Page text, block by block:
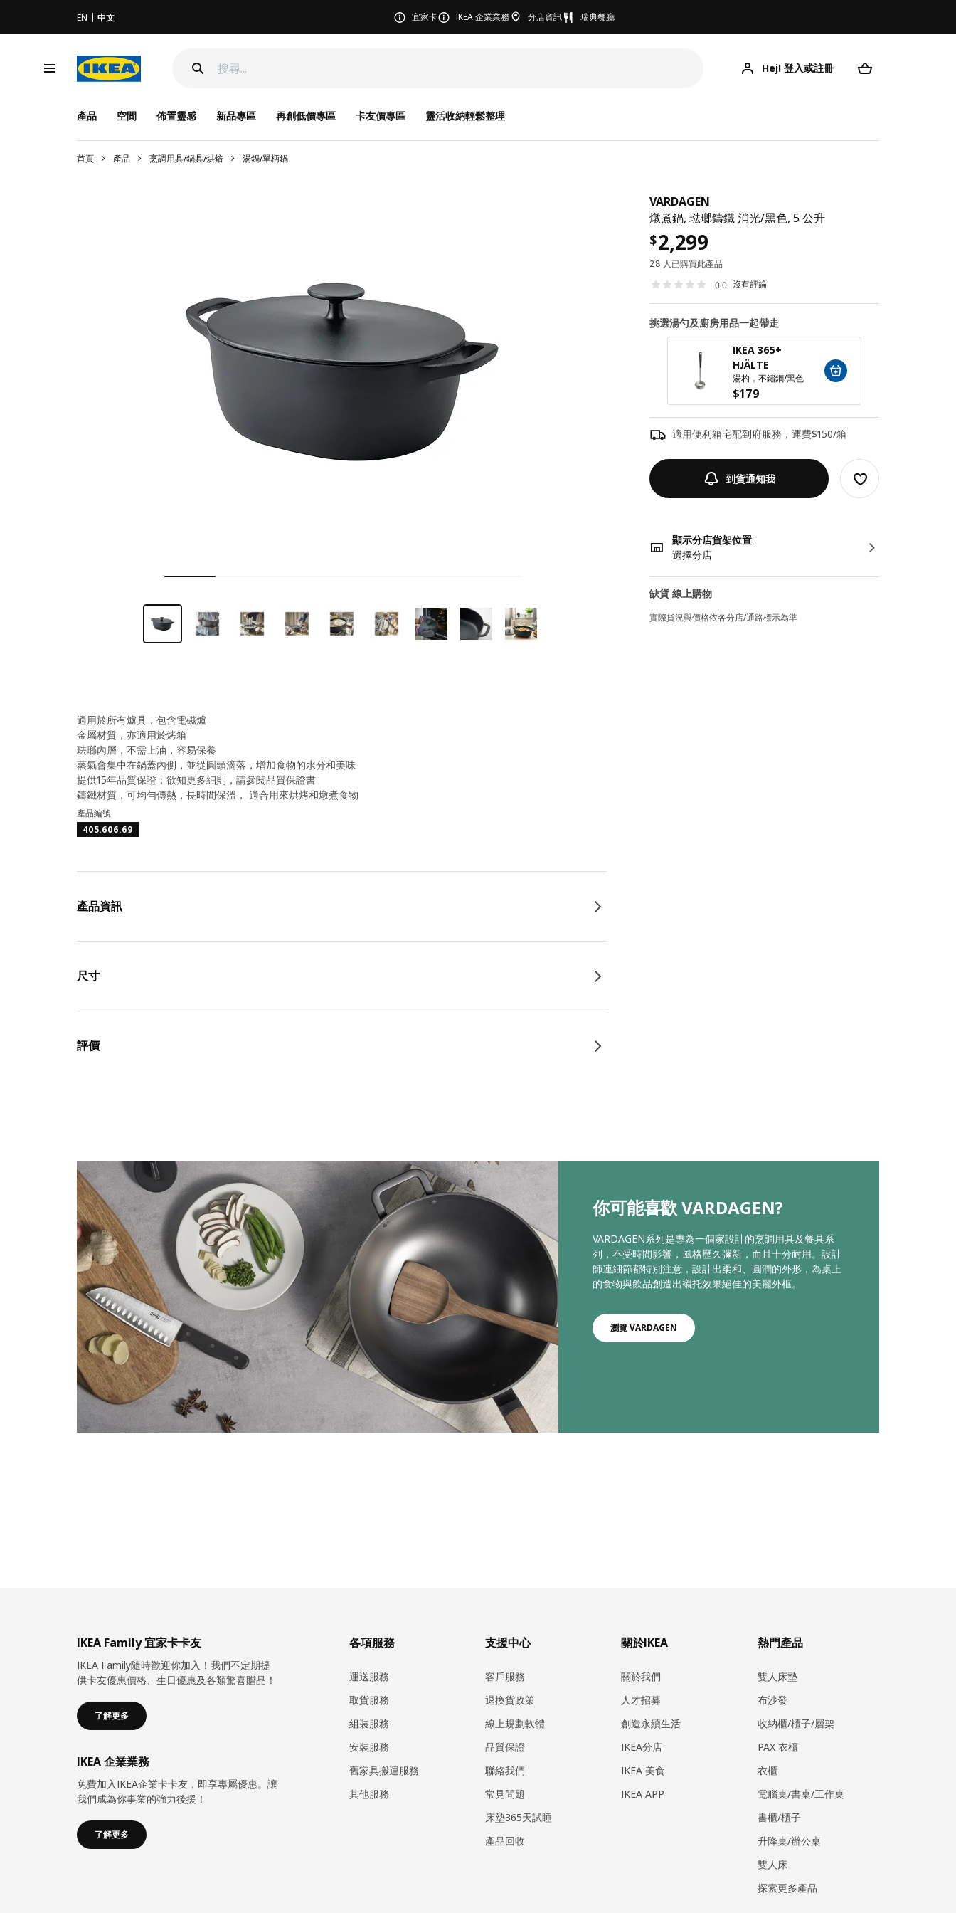
EN 中文 宜家卡 IKEA 企業業務 分店資訊 瑞典餐廳
Hej! 登入或註冊
產品 空間 佈置靈感 新品專區 再創低價專區 卡友價專區 靈活收納輕鬆整理
首頁 產品 烹調用具/鍋具/烘焙 湯鍋/單柄鍋
VARDAGEN
燉煮鍋, 琺瑯鑄鐵 消光/黑色, 5 公升
$2,299
28 人已購買此產品
0.0 沒有評論
挑選湯勺及廚房用品一起帶走
IKEA 365+
HJÄLTE
湯杓，不鏽鋼/黑色
$179
適用便利箱宅配到府服務，運費$150/箱
到貨通知我
顯示分店貨架位置
選擇分店
缺貨 線上購物
實際貨況與價格依各分店/通路標示為準
適用於所有爐具，包含電磁爐
金屬材質，亦適用於烤箱
珐瑯內層，不需上油，容易保養
蒸氣會集中在鍋蓋內側，並從圓頭滴落，增加食物的水分和美味
提供15年品質保證；欲知更多細則，請參閱品質保證書
鑄鐵材質，可均勻傳熱，長時間保溫， 適合用來烘烤和燉煮食物
產品編號
405.606.69
產品資訊
尺寸
評價
你可能喜歡 VARDAGEN?
VARDAGEN系列是專為一個家設計的烹調用具及餐具系
列，不受時間影響，風格歷久彌新，而且十分耐用。設計
師連細節都特別注意，設計出柔和、圓潤的外形，為桌上
的食物與飲品創造出襯托效果絕佳的美麗外框。
瀏覽 VARDAGEN
IKEA Family 宜家卡卡友
IKEA Family隨時歡迎你加入！我們不定期提
供卡友優惠價格、生日優惠及各類驚喜贈品！
了解更多
IKEA 企業業務
免費加入IKEA企業卡卡友，即享專屬優惠。讓
我們成為你事業的強力後援！
了解更多
各項服務
運送服務
取貨服務
組裝服務
安裝服務
​舊家具搬運服務
其他服務
支援中心
客戶服務
退換貨政策
線上規劃軟體
品質保證
聯絡我們
常見問題
床墊365天試睡
產品回收
關於IKEA
關於我們
人才招募
創造永續生活
IKEA分店
IKEA 美食
IKEA APP
熱門產品
雙人床墊
布沙發
收納櫃/櫃子/層架
PAX 衣櫃
衣櫃
電腦桌/書桌/工作桌
書櫃/櫃子
升降桌/辦公桌
雙人床
探索更多產品